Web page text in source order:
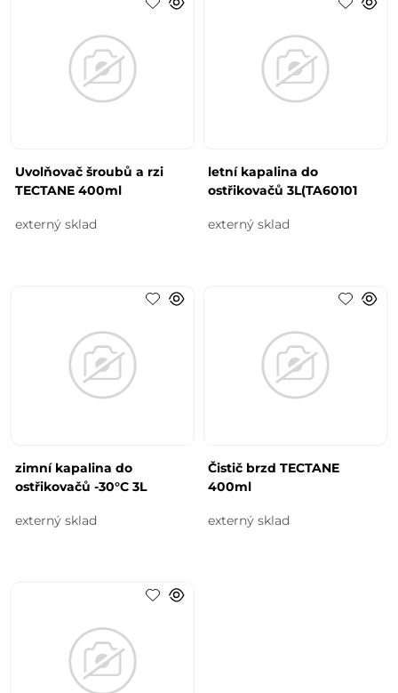
Uvolňovač šroubů a rzi
TECTANE 400ml
externý sklad
letní kapalina do
ostřikovačů 3L(TA60101
externý sklad
zimní kapalina do
ostřikovačů -30°C 3L
externý sklad
Čistič brzd TECTANE
400ml
externý sklad